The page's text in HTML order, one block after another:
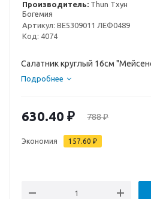
Производитель: Thun Тхун
Богемия
Артикул: BE5309011 ЛЕФ0489
Код: 4074
Салатник круглый 16см
Подробнее
630.40 ₽ 788₽
Экономия 157.60 ₽